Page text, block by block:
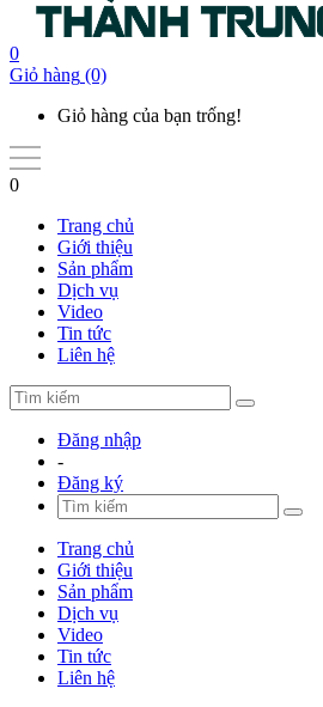
0
Giỏ hàng (0)
Giỏ hàng của bạn trống!
0
Trang chủ
Giới thiệu
Sản phẩm
Dịch vụ
Video
Tin tức
Liên hệ
Đăng nhập
-
Đăng ký
Trang chủ
Giới thiệu
Sản phẩm
Dịch vụ
Video
Tin tức
Liên hệ